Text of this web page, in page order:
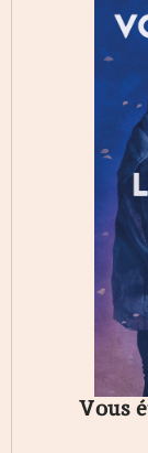
Vous